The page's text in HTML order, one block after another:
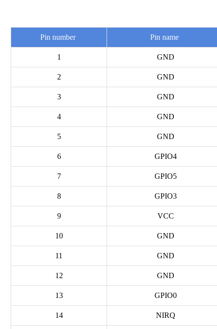
Pin number Pin name
1 GND
2 GND
3 GND
4 GND
5 GND
6 GPIO4
7 GPIO5
8 GPIO3
9 VCC
10 GND
11 GND
12 GND
13 GPIO0
14 NIRQ